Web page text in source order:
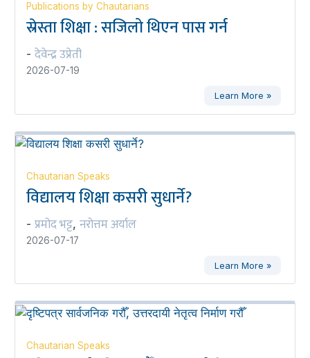
Publications by Chautarians
स्रेस्ता शिक्षा : सजिलो थिएन पास गर्न
- देवेन्द्र उप्रेती
2026-07-19
Learn More »
Chautarian Speaks
विद्यालय शिक्षा कसरी सुधार्ने?
- प्रमोद भट्ट, नरोत्तम अर्याल
2026-07-17
Learn More »
Chautarian Speaks